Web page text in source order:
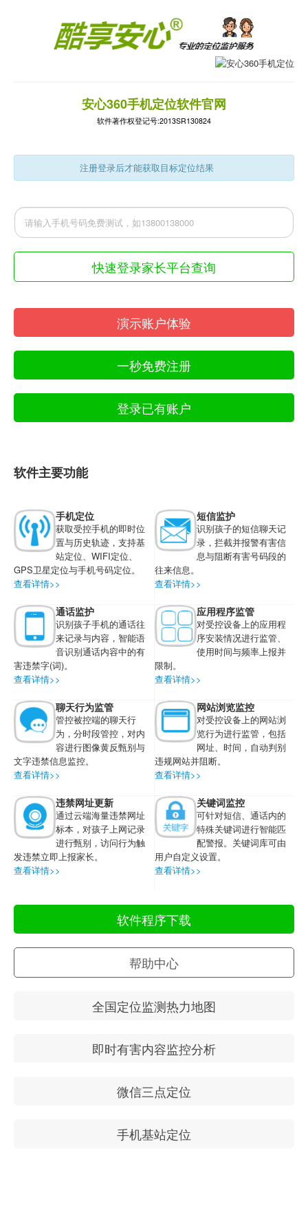
安心360手机定位软件官网
软件著作权登记号:2013SR130824
注册登录后才能获取目标定位结果
快速登录家长平台查询
演示账户体验
一秒免费注册
登录已有账户
软件主要功能
手机定位
获取受控手机的即时位
置与历史轨迹，支持基
站定位、WIFI定位、
GPS卫星定位与手机号码定位。
查看详情>>
短信监护
识别孩子的短信聊天记
录，拦截并报警有害信
息与阻断有害号码段的
往来信息。
查看详情>>
通话监护
识别孩子手机的通话往
来记录与内容，智能语
音识别通话内容中的有
害违禁字(词)。
查看详情>>
应用程序监管
对受控设备上的应用程
序安装情况进行监管、
使用时间与频率上报并
限制。
查看详情>>
聊天行为监管
管控被控端的聊天行
为，分时段管控，对内
容进行图像黄反甄别与
文字违禁信息监控。
查看详情>>
网站浏览监控
对受控设备上的网站浏
览行为进行监管，包括
网址、时间，自动判别
违规网站并阻断。
查看详情>>
违禁网址更新
通过云端海量违禁网址
标本，对孩子上网记录
进行甄别，访问行为触
发违禁立即上报家长。
查看详情>>
关键词监控
可针对短信、通话内的
特殊关键词进行智能匹
配警报。关键词库可由
用户自定义设置。
查看详情>>
软件程序下载
帮助中心
全国定位监测热力地图
即时有害内容监控分析
微信三点定位
手机基站定位